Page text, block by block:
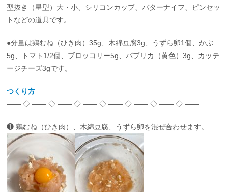
型抜き（星型）大・小、シリコンカップ、バターナイフ、ピンセッ
トなどの道具です。
●分量は鶏むね（ひき肉）35g、木綿豆腐3g、うずら卵1個、かぶ
5g、トマト1/2個、ブロッコリー5g、パプリカ（黄色）3g、カッテ
ージチーズ3gです。
つくり方
—— ◇ —— ◇ —— ◇ —— ◇ —— ◇ —— ◇ —— ◇ ——
❶ 鶏むね（ひき肉）、木綿豆腐、うずら卵を混ぜ合わせます。